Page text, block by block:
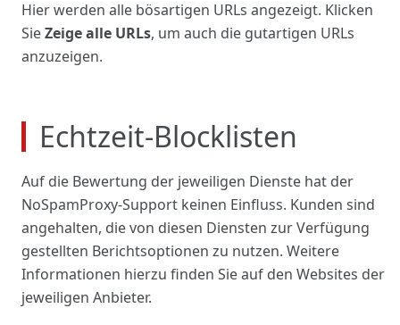
Hier werden alle bösartigen URLs angezeigt. Klicken
SieZeige alle URLs, um auch die gutartigen URLs
anzuzeigen.
Echtzeit-Blocklisten
Auf die Bewertung der jeweiligen Dienste hat der
NoSpamProxy-Support keinen Einfluss. Kunden sind
angehalten, die von diesen Diensten zur Verfügung
gestellten Berichtsoptionen zu nutzen. Weitere
Informationen hierzu finden Sie auf den Websites der
jeweiligen Anbieter.